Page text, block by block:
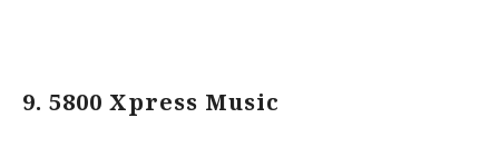
9. 5800 Xpress Music